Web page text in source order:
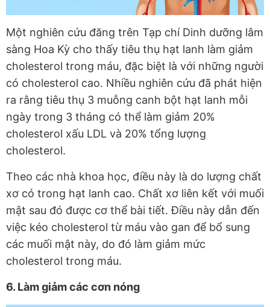
Một nghiên cứu đăng trên Tạp chí Dinh dưỡng lâm
sàng Hoa Kỳ cho thấy tiêu thụ hạt lanh làm giảm
cholesterol trong máu, đặc biệt là với những người
có cholesterol cao. Nhiều nghiên cứu đã phát hiện
ra rằng tiêu thụ 3 muỗng canh bột hạt lanh mỗi
ngày trong 3 tháng có thể làm giảm 20%
cholesterol xấu LDL và 20% tổng lượng
cholesterol.
Theo các nhà khoa học, điều này là do lượng chất
xơ có trong hạt lanh cao. Chất xơ liên kết với muối
mật sau đó được cơ thể bài tiết. Điều này dẫn đến
việc kéo cholesterol từ máu vào gan để bổ sung
các muối mật này, do đó làm giảm mức
cholesterol trong máu.
6. Làm giảm các cơn nóng